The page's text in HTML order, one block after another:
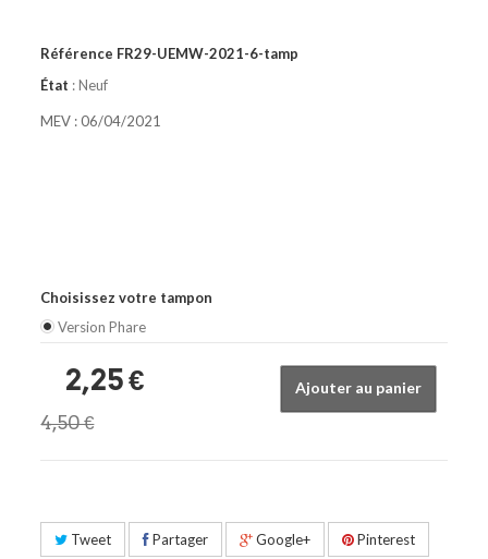
Référence FR29-UEMW-2021-6-tamp
État : Neuf
MEV : 06/04/2021
Choisissez votre tampon
Version Phare
Ajouter au panier
2,25 €
4,50 €
Tweet Partager Google+ Pinterest